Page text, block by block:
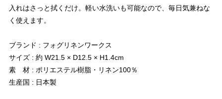
入れはさっと拭くだけ。軽い水洗いも可能なので、毎日気兼ねな
く使えます。
ブランド : フォグリネンワークス
サイズ : 約 W21.5 × D12.5 × H1.4cm
素 材 : ポリエステル樹脂・リネン100％
生産国 : 日本製